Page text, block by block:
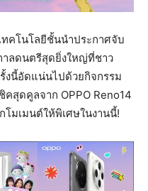
ทคโนโลยีชั้นนำประกาศจับ
าลดนตรีสุดยิ่งใหญ่ที่ชาว
งนี้อัดแน่นไปด้วยกิจกรรม
คสุดคูลจาก OPPO Reno14
มเมนต์ให้พิเศษในงานนี้!